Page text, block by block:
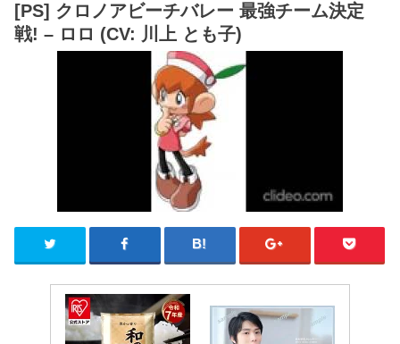
[PS] クロノアビーチバレー 最強チーム決定
戦! – ロロ (CV: 川上 とも子)